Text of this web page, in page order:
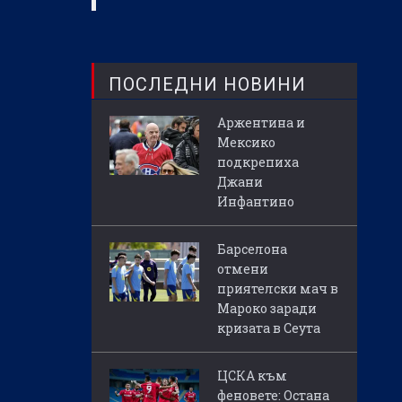
ПОСЛЕДНИ НОВИНИ
Аржентина и
Мексико
подкрепиха
Джани
Инфантино
Барселона
отмени
приятелски мач в
Мароко заради
кризата в Сеута
ЦСКА към
феновете: Остана